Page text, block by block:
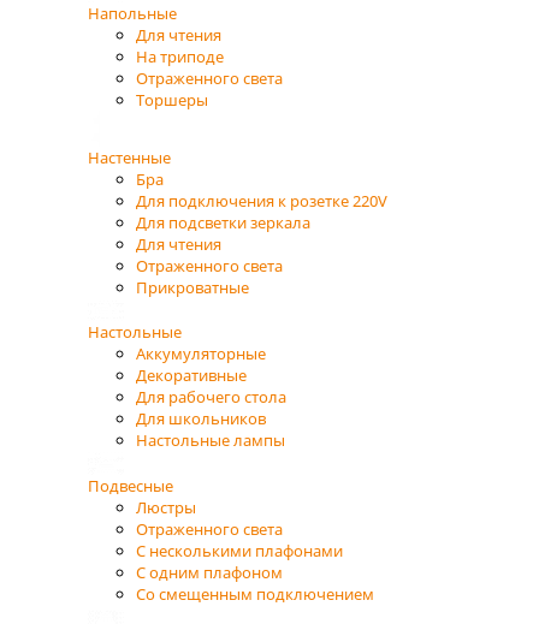
Напольные
Для чтения
На триподе
Отраженного света
Торшеры
Настенные
Бра
Для подключения к розетке 220V
Для подсветки зеркала
Для чтения
Отраженного света
Прикроватные
Настольные
Аккумуляторные
Декоративные
Для рабочего стола
Для школьников
Настольные лампы
Подвесные
Люстры
Отраженного света
С несколькими плафонами
С одним плафоном
Со смещенным подключением